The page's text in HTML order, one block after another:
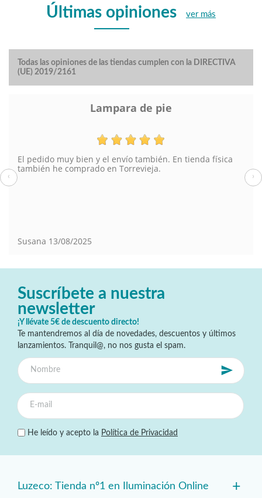
Últimas opiniones ver más
Todas las opiniones de las tiendas cumplen con la DIRECTIVA
(UE) 2019/2161
Lampara de pie
El pedido muy bien y el envío también. En tienda física
también he comprado en Torrevieja.
Susana 13/08/2025
‹ ›
Suscríbete a nuestra
newsletter
¡Y llévate 5€ de descuento directo!
Te mantendremos al día de novedades, descuentos y últimos
lanzamientos. Tranquil@, no nos gusta el spam.
He leído y acepto la Política de Privacidad
Luzeco: Tienda nº1 en Iluminación Online +